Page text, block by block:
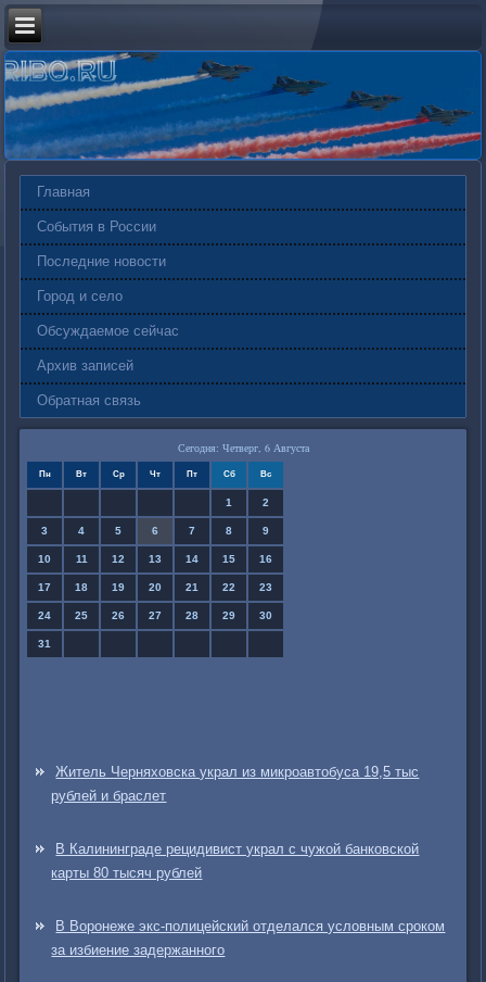
Главная
События в России
Последние новости
Город и село
Обсуждаемое сейчас
Архив записей
Обратная связь
Сегодня: Четверг, 6 Августа
Пн Вт Ср Чт Пт Сб Вс
1 2
3 4 5 6 7 8 9
10 11 12 13 14 15 16
17 18 19 20 21 22 23
24 25 26 27 28 29 30
31
Житель Черняховска украл из микроавтобуса 19,5 тыс
рублей и браслет
В Калининграде рецидивист украл с чужой банковской
карты 80 тысяч рублей
В Воронеже экс-полицейский отделался условным сроком
за избиение задержанного